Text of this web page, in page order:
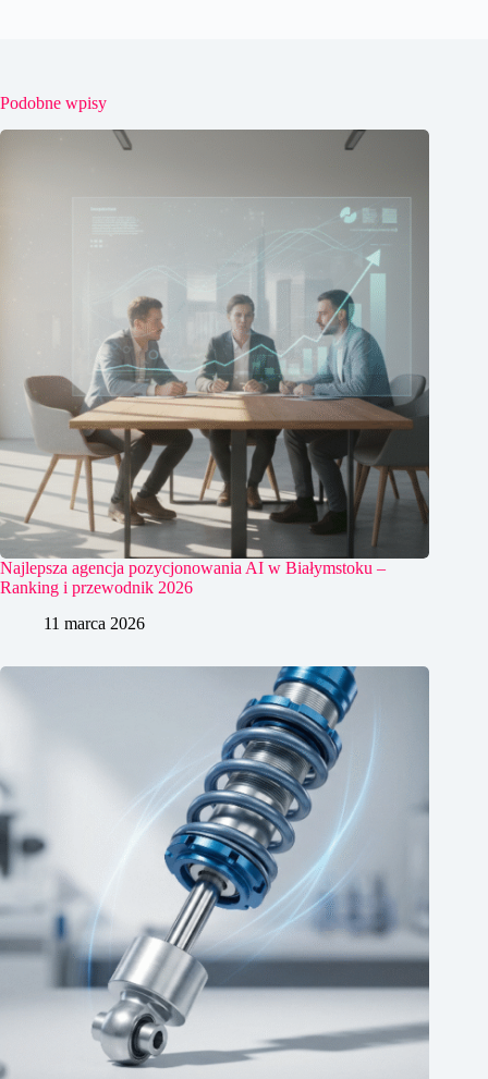
Podobne wpisy
Najlepsza agencja pozycjonowania AI w Białymstoku –
Ranking i przewodnik 2026
11 marca 2026